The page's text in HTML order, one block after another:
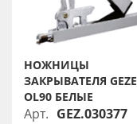
НОЖНИЦЫ
ЗАКРЫВАТЕЛЯ GEZE
OL90 БЕЛЫЕ
Арт. GEZ.030377